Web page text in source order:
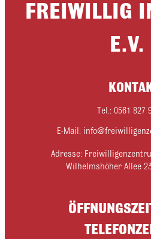
FREIWILLIG
E.V.
Tel.: 0561 827
E-Mail:
Adresse:
Wilhelmshöher Allee